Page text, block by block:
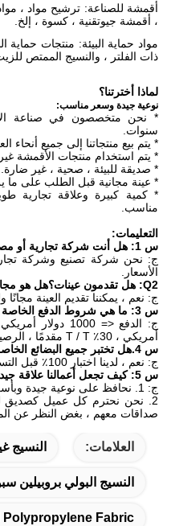
أقمشة للصناعة: ترشيح مواد ،
، أقمشة جيوتقنية ، كسوة ، إلخ.
مواد حماية البيئة: منتجات حماية
ذات الفلتر ، والنسيج الممتص
لماذا أخترتنا؟
نوعية جيدة وسعر مناسب:
سنوات.
* يتم بيع منتجاتنا إلى جميع أنحاء
* يتم استخدام منتجات الأقمشة
* صديقة للبيئة ، صحية ، غير ضارة.
* عينة مجانية قبل الطلب على ما
* كمية كبيرة وعلاقة تجارية
مناسب.
التعليمات:
س 1: هل أنت شركة تجارية أو مصنع؟
ج: نحن شركة تصنيع وشركة
الأسعار.
Q2: هل تقدمون عينات؟هل هو مجاني أم إضافي؟
ج: نعم ، يمكننا تقديم العينة
س 3: ما هي شروط الدفع الخاصة بك؟
أمريكي ، 30٪ T / T مقدمًا ، الرصيد قبل الشحن.
س 4.هل تختبر جميع البضائع الخاصة بك قبل التسليم؟
ج: نعم ، لدينا اختبار 100٪ قبل التسليم.
س 5: كيف تجعل أعمالنا علاقة جيدة وطويلة الأمد؟
ج: 1. نحافظ على نوعية جيدة وبأسعار تنافسية لضمان استفادة عملائنا.
2. نحن نحترم كل عميل كصديق
صداقات معهم ، بغض النظر عن
العلامات: النسيج
النسيج البولي بروبيلين
Fabric